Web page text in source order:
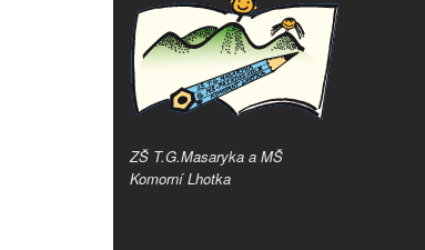
ZŠ T.G.Masaryka a MŠ
Komorní Lhotka